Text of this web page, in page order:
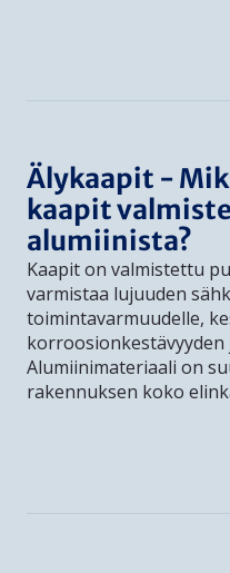
Älykaapit -
kaapit
alumiinista?
Kaapit on valmistettu
varmistaa lujuuden
toimintavarmuudelle,
Alumiinimateriaali on
rakennuksen koko